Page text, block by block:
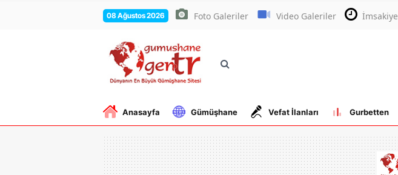
08 Ağustos 2026 Foto Galeriler Video Galeriler İmsakiye
Anasayfa Gümüşhane Vefat İlanları Gurbetten